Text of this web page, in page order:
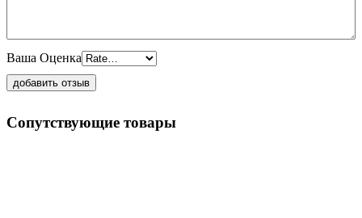
Ваша Оценка
Сопутствующие товары